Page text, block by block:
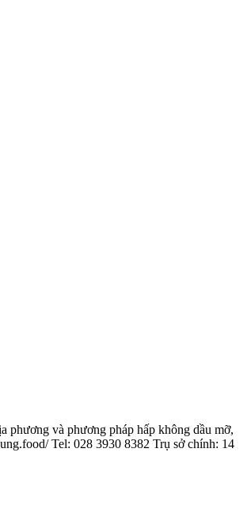
phương và phương pháp hấp không dầu mỡ,
Tel: 028 3930 8382 Trụ sở chính: 14